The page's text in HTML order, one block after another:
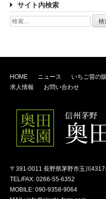
サイト内検索
検
索:
HOME ニュース いちご苗の
求人情報
お問い合わせ
〒391-0011 長野県茅野市玉川
TEL/FAX: 0266-55-6352
MOBILE: 090-9358-9064